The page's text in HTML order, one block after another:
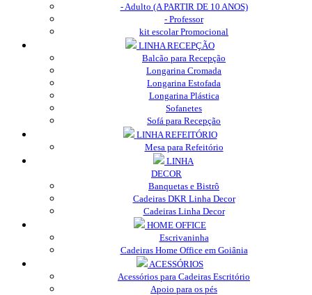
- Adulto (A PARTIR DE 10 ANOS)
- Professor
kit escolar Promocional
LINHA RECEPÇÃO
Balcão para Recepção
Longarina Cromada
Longarina Estofada
Longarina Plástica
Sofanetes
Sofá para Recepção
LINHA REFEITÓRIO
Mesa para Refeitório
LINHA
DECOR
Banquetas e Bistrô
Cadeiras DKR Linha Decor
Cadeiras Linha Decor
HOME OFFICE
Escrivaninha
Cadeiras Home Office em Goiânia
ACESSÓRIOS
Acessórios para Cadeiras Escritório
Apoio para os pés